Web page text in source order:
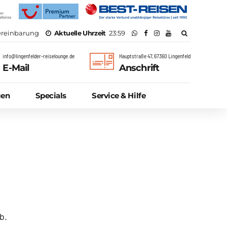
Aktuelle Uhrzeit 23:59
Hauptstraße 47, 67360 Lingenfeld
Anschrift
info@lingenfelder-reiselounge.de
E-Mail
Specials Service & Hilfe
& Ankünfte